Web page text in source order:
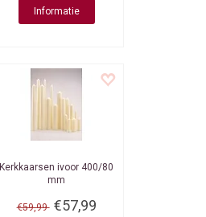
Informatie
Kerkkaarsen ivoor 400/80
mm
€59,99 €57,99